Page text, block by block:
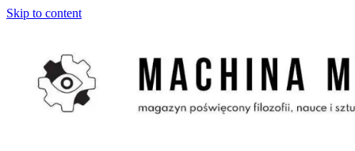
Skip to content